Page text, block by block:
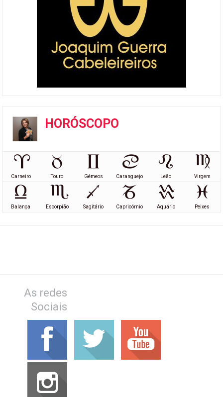
HORÓSCOPO
Carneiro Touro Gémeos Caranguejo Leão Virgem
Balança Escorpião Sagitário Capricórnio Aquário Peixes
As redes
Sociais